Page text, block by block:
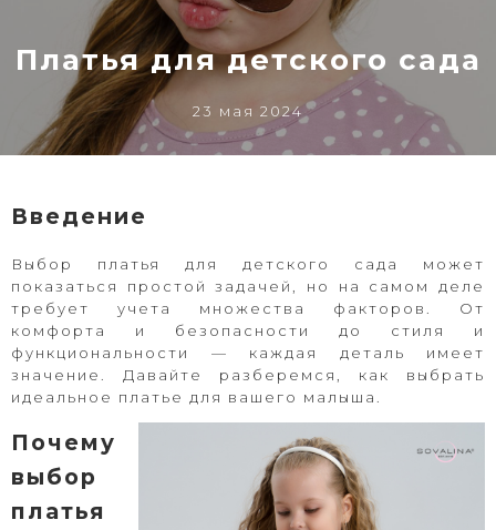
Платья для детского сада
23 мая 2024
Введение
Выбор платья для детского сада может
показаться простой задачей, но на самом деле
требует учета множества факторов. От
комфорта и безопасности до стиля и
функциональности — каждая деталь имеет
значение. Давайте разберемся, как выбрать
идеальное платье для вашего малыша.
Почему
выбор
платья